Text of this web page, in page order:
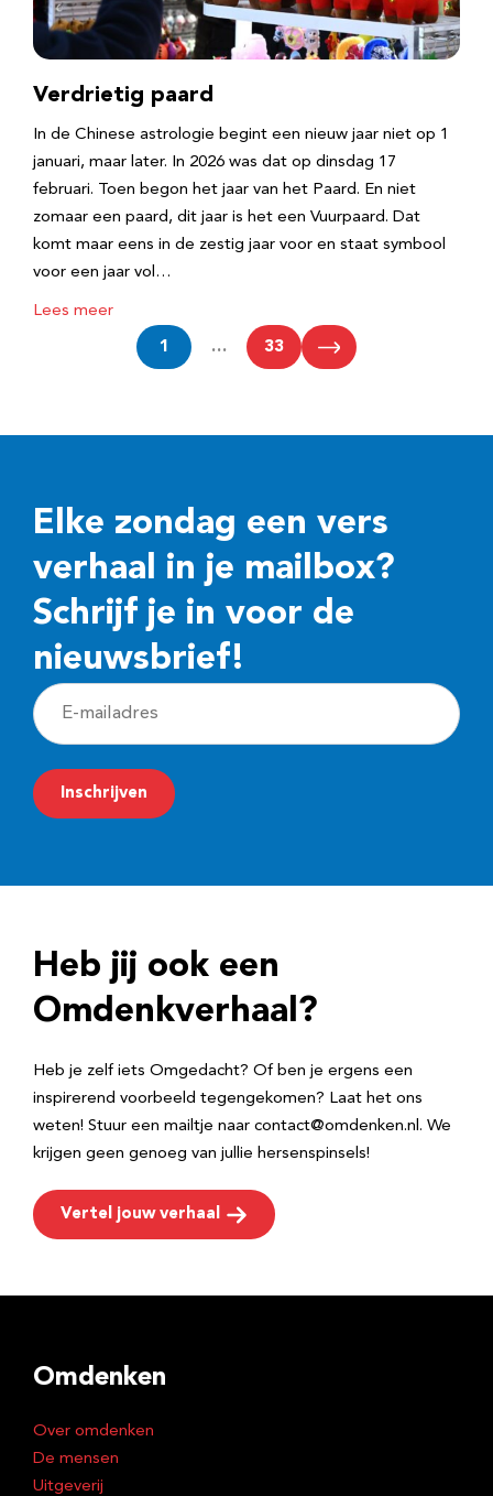
Verdrietig paard
In de Chinese astrologie begint een nieuw jaar niet op 1
januari, maar later. In 2026 was dat op dinsdag 17
februari. Toen begon het jaar van het Paard. En niet
zomaar een paard, dit jaar is het een Vuurpaard. Dat
komt maar eens in de zestig jaar voor en staat symbool
voor een jaar vol…
Lees meer
1 … 33
Elke zondag een vers
verhaal in je mailbox?
Schrijf je in voor de
nieuwsbrief!
E
-
m
a
r
e
Inschrijven
Heb jij ook een
Omdenkverhaal?
Heb je zelf iets Omgedacht? Of ben je ergens een
inspirerend voorbeeld tegengekomen? Laat het ons
weten! Stuur een mailtje naar contact@omdenken.nl. We
krijgen geen genoeg van jullie hersenspinsels!
Vertel jouw verhaal
Omdenken
Over omdenken
De mensen
Uitgeverij